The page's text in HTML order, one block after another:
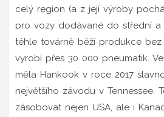
celý region (a z její výroby
pro vozy dodávané do střední a
téhle továrně běží produkce bez
vyrobí přes 30 000 pneumatik.
měla Hankook v roce 2017
největšího závodu v Tennessee.
zásobovat nejen USA, ale i